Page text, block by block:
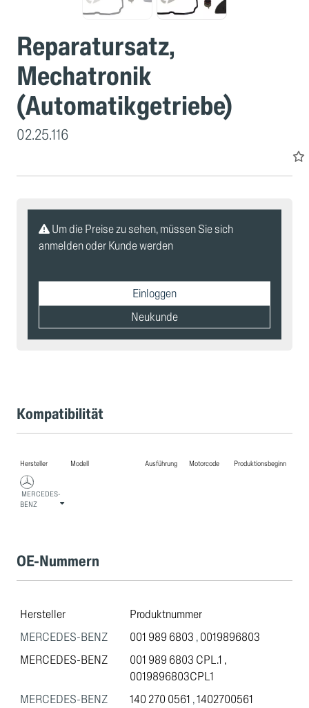
Reparatursatz,
Mechatronik
(Automatikgetriebe)
02.25.116
Um die Preise zu sehen, müssen Sie sich
anmelden oder Kunde werden
Einloggen
Neukunde
Kompatibilität
Hersteller Modell Ausführung Motorcode Produktionsbeginn
MERCEDES-
BENZ
OE-Nummern
Hersteller
Produktnummer
MERCEDES-BENZ
001 989 6803 ,0019896803
MERCEDES-BENZ
001 989 6803 CPL.1 ,
0019896803CPL1
MERCEDES-BENZ
140 270 0561 ,1402700561